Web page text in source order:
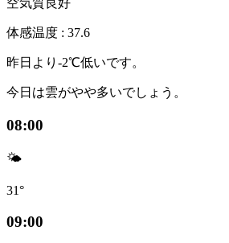
体感温度 : 37.6
昨日より-2℃低いです。
今日は雲がやや多いでしょう。
08:00
🌤️
31°
09:00